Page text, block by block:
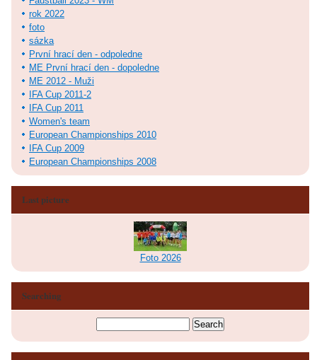
rok 2022
foto
sázka
První hrací den - odpoledne
ME První hrací den - dopoledne
ME 2012 - Muži
IFA Cup 2011-2
IFA Cup 2011
Women's team
European Championships 2010
IFA Cup 2009
European Championships 2008
Last picture
Foto 2026
Searching